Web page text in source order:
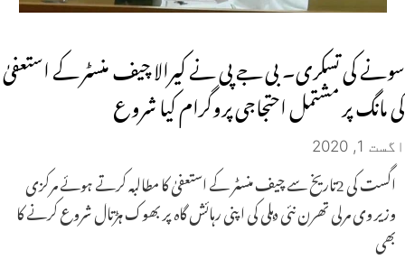
سونے کی تسکری۔ بی جے پی نے کیرالا چیف منسٹر کے استعفیٰ
کی مانگ پر مشتمل احتجاجی پروگرام کیا شروع
اگست 1, 2020
اگست کی 2تاریخ سے چیف منسٹر کے استعفیٰ کا مطالبہ کرتے ہوئے مرکزی
وزیر وی مرلی تھرن نئی دہلی کی اپنی رہائش گاہ پر بھوک ہڑتال شروع کرنے کا
بھی